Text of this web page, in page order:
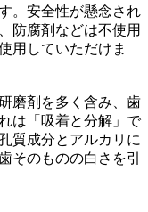
。安全性が懸念され
防腐剤などは不使用
用していただけま
磨剤を多く含み、歯
は「吸着と分解」で
質成分とアルカリに
そのものの白さを引